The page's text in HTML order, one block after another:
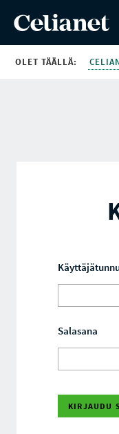
OLET TÄÄLLÄ:
Salasana